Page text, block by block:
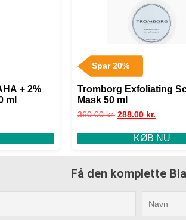
+ 2%
ml
Spar 20%
Tromborg Exfoliating
Mask 50 ml
360.00kr. 288.00 kr.
KØB NU
Få den komplette